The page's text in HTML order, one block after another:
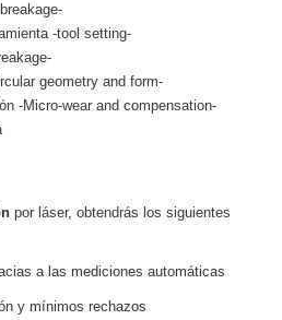
-tool setting-
geometry and form-
-Micro-wear and compensation-
por láser, obtendrás los siguientes
a las mediciones automáticas
y mínimos rechazos